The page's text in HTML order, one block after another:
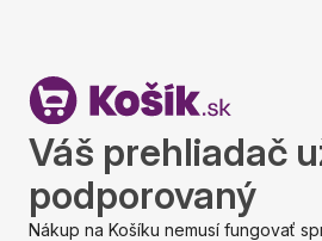
Váš prehliadač
podporovaný
Nákup na Košíku nemusí fungovať